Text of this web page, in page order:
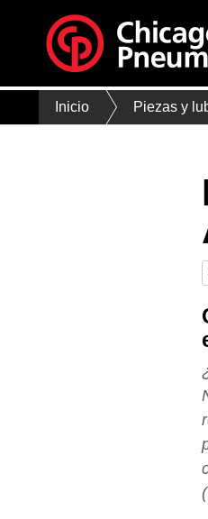
Inicio Piezas y